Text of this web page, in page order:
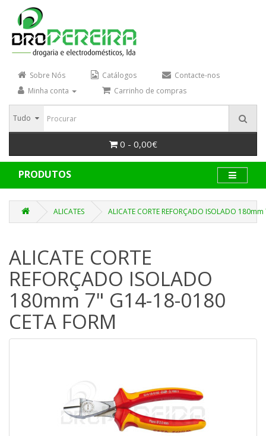
Sobre Nós Catálogos
Contacte-nos
Minha conta
Carrinho de compras
Tudo
0 - 0,00€
PRODUTOS
ALICATES ALICATE CORTE REFORÇADO ISOLADO
ALICATE CORTE
REFORÇADO ISOLADO
180mm 7" G14-18-0180
CETA FORM